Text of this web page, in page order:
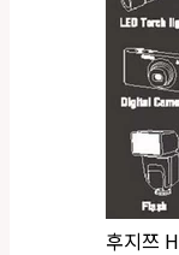
후지쯔